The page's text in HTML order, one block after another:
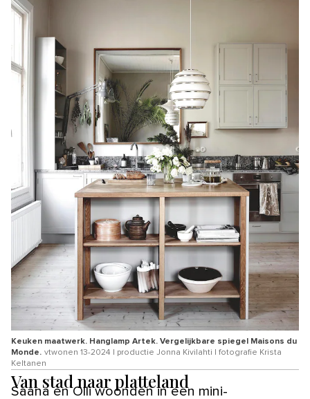
Keuken maatwerk. Hanglamp Artek. Vergelijkbare spiegel Maisons du
Monde. vtwonen 13-2024 | productie Jonna Kivilahti | fotografie Krista
Keltanen
Van stad naar platteland
Saana en Olli woonden in een mini-